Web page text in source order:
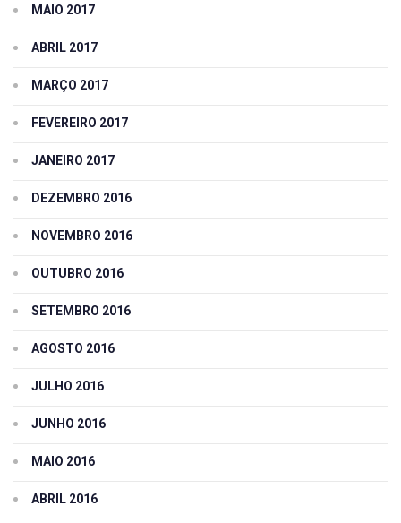
MAIO 2017
ABRIL 2017
MARÇO 2017
FEVEREIRO 2017
JANEIRO 2017
DEZEMBRO 2016
NOVEMBRO 2016
OUTUBRO 2016
SETEMBRO 2016
AGOSTO 2016
JULHO 2016
JUNHO 2016
MAIO 2016
ABRIL 2016